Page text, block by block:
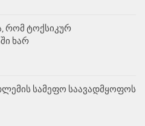
რომ ტოქსიკურ
ხარ
სამეფო საავადმყოფოს